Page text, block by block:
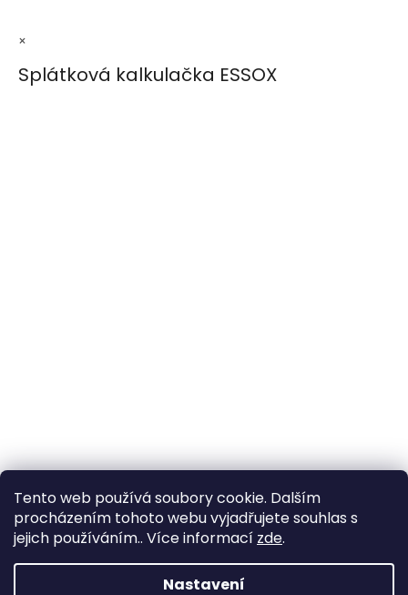
Tento web používá soubory cookie. Dalším
procházením tohoto webu vyjadřujete souhlas s
jejich používáním.. Více informací zde.
Nastavení
×
Splátková kalkulačka ESSOX